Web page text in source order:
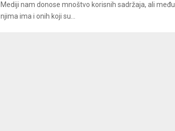
Mediji nam donose mnoštvo korisnih sadržaja, ali među
njima ima i onih koji su...